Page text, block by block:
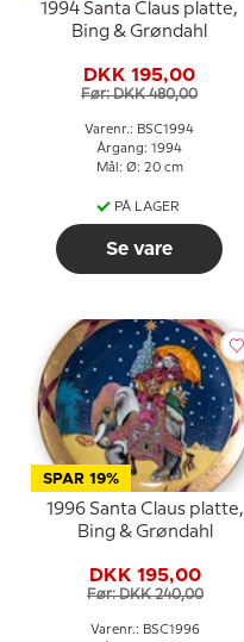
1994 Santa Claus platte,
Bing & Grøndahl
DKK 195,00
Før: DKK 480,00
Varenr.: BSC1994
Årgang: 1994
Mål: Ø: 20 cm
PÅ LAGER
Se vare
SPAR 19%
1996 Santa Claus platte,
Bing & Grøndahl
DKK 195,00
Før: DKK 240,00
Varenr.: BSC1996